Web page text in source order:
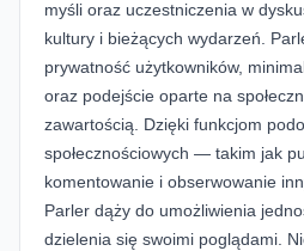
myśli oraz uczestniczenia w
kultury i bieżących wydarzeń.
prywatność użytkowników,
oraz podejście oparte na
zawartością. Dzięki funkcjom
społecznościowych — takim jak
komentowanie i obserwowanie
Parler dąży do umożliwienia
dzielenia się swoimi poglądami.